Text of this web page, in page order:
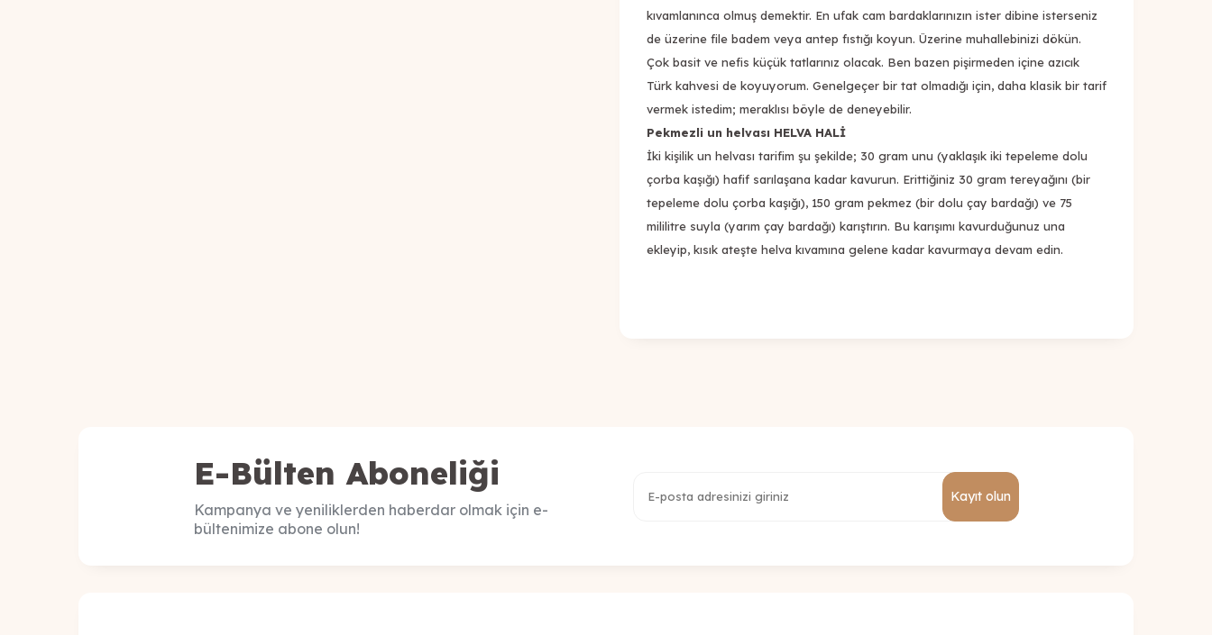
kıvamlanınca olmuş demektir. En ufak cam bardaklarınızın ister dibine isterseniz
de üzerine file badem veya antep fıstığı koyun. Üzerine muhallebinizi dökün.
Çok basit ve nefis küçük tatlarınız olacak. Ben bazen pişirmeden içine azıcık
Türk kahvesi de koyuyorum. Genelgeçer bir tat olmadığı için, daha klasik bir tarif
vermek istedim; meraklısı böyle de deneyebilir.
Pekmezli un helvası HELVA HALİ
İki kişilik un helvası tarifim şu şekilde; 30 gram unu (yaklaşık iki tepeleme dolu
çorba kaşığı) hafif sarılaşana kadar kavurun. Erittiğiniz 30 gram tereyağını (bir
tepeleme dolu çorba kaşığı), 150 gram pekmez (bir dolu çay bardağı) ve 75
mililitre suyla (yarım çay bardağı) karıştırın. Bu karışımı kavurduğunuz una
ekleyip, kısık ateşte helva kıvamına gelene kadar kavurmaya devam edin.
E-Bülten Aboneliği
Kampanya ve yeniliklerden haberdar olmak için e-
bültenimize abone olun!
Kayıt olun